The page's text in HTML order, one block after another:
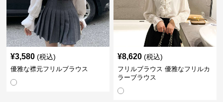
¥3,580 (税込)
優雅な襟元フリルブラウス
¥8,620 (税込)
フリルブラウス 優雅なフリルカ
ラーブラウス